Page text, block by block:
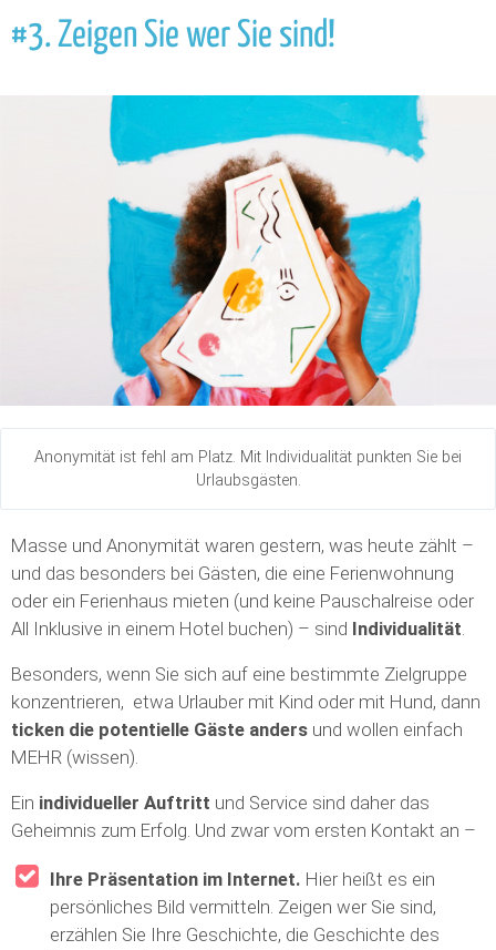
#3. Zeigen Sie wer Sie sind!
Anonymität ist fehl am Platz. Mit Individualität punkten Sie bei
Urlaubsgästen.
Masse und Anonymität waren gestern, was heute zählt –
und das besonders bei Gästen, die eine Ferienwohnung
oder ein Ferienhaus mieten (und keine Pauschalreise oder
All Inklusive in einem Hotel buchen) – sind Individualität.
Besonders, wenn Sie sich auf eine bestimmte Zielgruppe
konzentrieren, etwa Urlauber mit Kind oder mit Hund, dann
ticken die potentielle Gäste anders und wollen einfach
MEHR (wissen).
Ein individueller Auftritt und Service sind daher das
Geheimnis zum Erfolg. Und zwar vom ersten Kontakt an –
Ihre Präsentation im Internet. Hier heißt es ein
persönliches Bild vermitteln. Zeigen wer Sie sind,
erzählen Sie Ihre Geschichte, die Geschichte des